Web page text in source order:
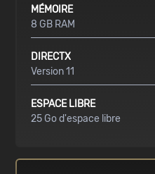
MÉMOIRE
8 GB RAM
DIRECTX
Version 11
ESPACE LIBRE
25 Go d'espace libre